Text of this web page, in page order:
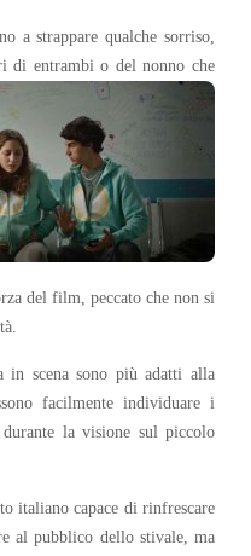
a strappare qualche sorriso,
di entrambi o del nonno che
del film, peccato che non si
scena sono più adatti alla
facilmente individuare i
la visione sul piccolo
italiano capace di rinfrescare
al pubblico dello stivale, ma